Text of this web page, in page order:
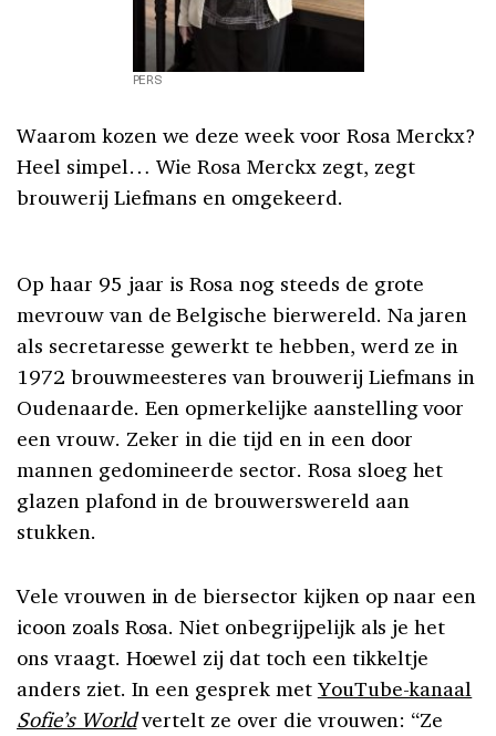
PERS
Waarom kozen we deze week voor Rosa Merckx?
Heel simpel… Wie Rosa Merckx zegt, zegt
brouwerij Liefmans en omgekeerd.
Op haar 95 jaar is Rosa nog steeds de grote
mevrouw van de Belgische bierwereld. Na jaren
als secretaresse gewerkt te hebben, werd ze in
1972 brouwmeesteres van brouwerij Liefmans in
Oudenaarde. Een opmerkelijke aanstelling voor
een vrouw. Zeker in die tijd en in een door
mannen gedomineerde sector. Rosa sloeg het
glazen plafond in de brouwerswereld aan
stukken.
Vele vrouwen in de biersector kijken op naar een
icoon zoals Rosa. Niet onbegrijpelijk als je het
ons vraagt. Hoewel zij dat toch een tikkeltje
anders ziet. In een gesprek met YouTube-kanaal
Sofie’s Worldvertelt ze over die vrouwen: “Ze